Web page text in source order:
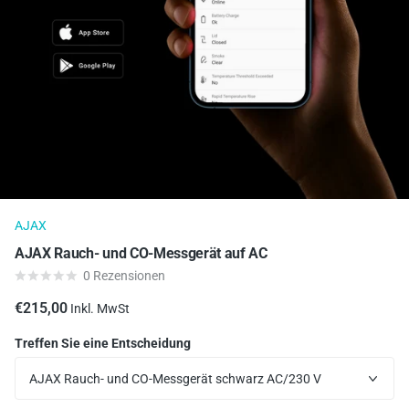
AJAX
AJAX Rauch- und CO-Messgerät auf AC
0 Rezensionen
€215,00 Inkl. MwSt
Treffen Sie eine Entscheidung